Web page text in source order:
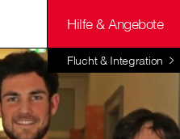
Hilfe & Angebote
Flucht & Integration